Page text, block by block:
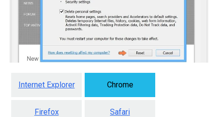
Internet Explorer Chrome
Firefox Safari